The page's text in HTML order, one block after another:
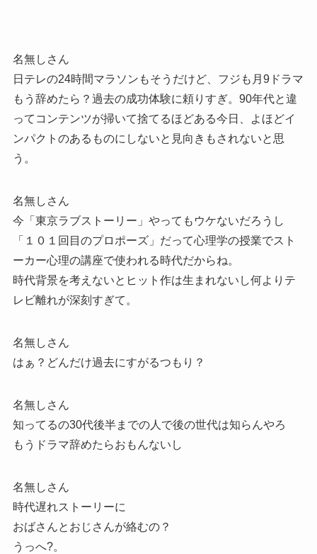
名無しさん
日テレの24時間マラソンもそうだけど、フジも月9ドラマ
もう辞めたら？過去の成功体験に頼りすぎ。90年代と違
ってコンテンツが掃いて捨てるほどある今日、よほどイ
ンパクトのあるものにしないと見向きもされないと思
う。
名無しさん
今「東京ラブストーリー」やってもウケないだろうし
「１０１回目のプロポーズ」だって心理学の授業でスト
ーカー心理の講座で使われる時代だからね。
時代背景を考えないとヒット作は生まれないし何よりテ
レビ離れが深刻すぎて。
名無しさん
はぁ？どんだけ過去にすがるつもり？
名無しさん
知ってるの30代後半までの人で後の世代は知らんやろ
もうドラマ辞めたらおもんないし
名無しさん
時代遅れストーリーに
おばさんとおじさんが絡むの？
うっへ?。